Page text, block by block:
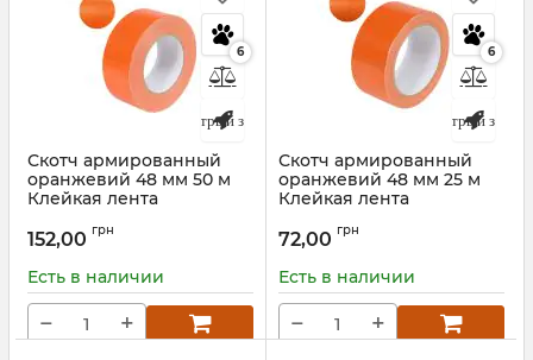
6
Быстрый заказ
Скотч армированный
оранжевий 48 мм 50 м
Клейкая лента
152,00 грн
Есть в наличии
− +
6
Быстрый заказ
Скотч армированный
оранжевий 48 мм 25 м
Клейкая лента
72,00 грн
Есть в наличии
− +